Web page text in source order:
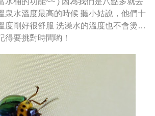
泉水溫度最高的時候 聽小姑說，他們十
度剛好很舒服 洗澡水的溫度也不會燙…
得要挑對時間喲！